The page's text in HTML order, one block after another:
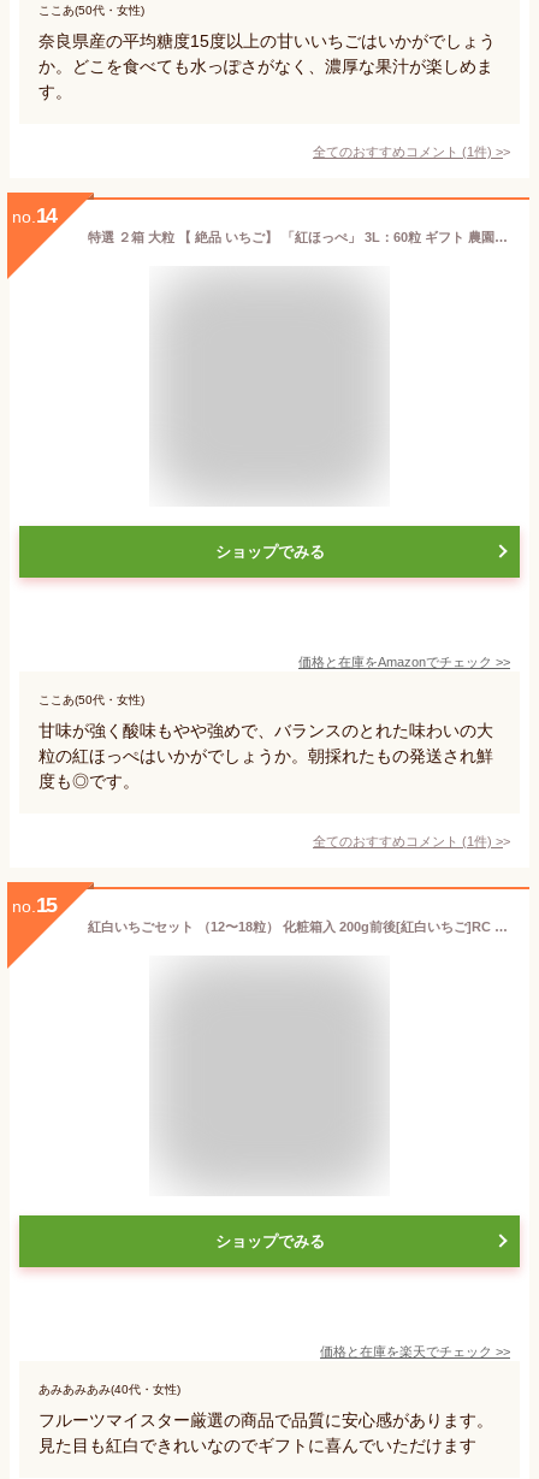
ここあ(50代・女性)
奈良県産の平均糖度15度以上の甘いいちごはいかがでしょう
か。どこを食べても水っぽさがなく、濃厚な果汁が楽しめま
す。
全てのおすすめコメント (1件) >
no. 14
特選 ２箱 大粒 【 絶品 いちご】 「紅ほっぺ」 3L：60粒 ギフト 農園化粧箱 名匠が育てた「朝採り」イチゴだけ 苺 Strawberry 【クール便】 伊那森パークいちご園
ショップでみる
価格と在庫をAmazonでチェック >>
ここあ(50代・女性)
甘味が強く酸味もやや強めで、バランスのとれた味わいの大
粒の紅ほっぺはいかがでしょうか。朝採れたもの発送され鮮
度も◎です。
全てのおすすめコメント (1件) >
no. 15
紅白いちごセット （12〜18粒） 化粧箱入 200g前後[紅白いちご]RC イチゴ 苺 送料込 果物詰め合わせ お歳暮 御歳暮 冬ギフト 誕生日 プレゼント 御祝 内祝 入学祝 結婚 御見舞 快気祝 くだもの 旬の果物 プレゼント 引越し祝 御供 熨斗対応 のし対応
ショップでみる
価格と在庫を楽天でチェック >>
あみあみあみ(40代・女性)
フルーツマイスター厳選の商品で品質に安心感があります。
見た目も紅白できれいなのでギフトに喜んでいただけます